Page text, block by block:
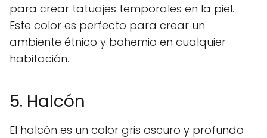
para crear tatuajes temporales en la piel.
Este color es perfecto para crear un
ambiente étnico y bohemio en cualquier
habitación.
5. Halcón
El halcón es un color gris oscuro y profundo